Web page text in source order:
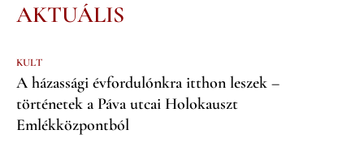
AKTUÁLIS
KULT
A házassági évfordulónkra itthon leszek –
történetek a Páva utcai Holokauszt
Emlékközpontból